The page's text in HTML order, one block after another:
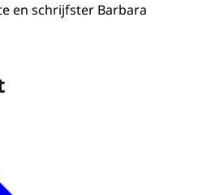
en schrijfster Barbara